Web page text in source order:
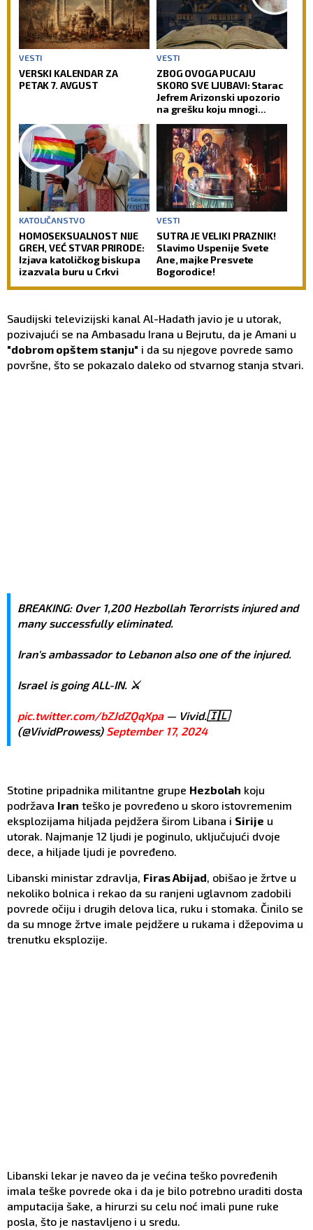
VESTI
VERSKI KALENDAR ZA
PETAK 7. AVGUST
VESTI
ZBOG OVOGA PUCAJU
SKORO SVE LJUBAVI: Starac
Jefrem Arizonski upozorio
na grešku koju mnogi
KATOLIČANSTVO
HOMOSEKSUALNOST NIJE
GREH, VEĆ STVAR PRIRODE:
Izjava katoličkog biskupa
izazvala buru u Crkvi
VESTI
SUTRA JE VELIKI PRAZNIK!
Slavimo Uspenije Svete
Ane, majke Presvete
Bogorodice!
Saudijski televizijski kanal Al-Hadath javio je u utorak,
pozivajući se na Ambasadu Irana u Bejrutu, da je Amani u
"dobrom opštem stanju" i da su njegove povrede samo
površne, što se pokazalo daleko od stvarnog stanja stvari.
BREAKING: Over 1,200 Hezbollah Terorrists injured and
many successfully eliminated.
Iran's ambassador to Lebanon also one of the injured.
Israel is going ALL-IN. ⚔️
pic.twitter.com/bZJdZQqXpa— Vivid.🇮🇱
(@VividProwess) September 17, 2024
Stotine pripadnika militantne grupe Hezbolah koju
podržava Iran teško je povređeno u skoro istovremenim
eksplozijama hiljada pejdžera širom Libana i Sirije u
utorak. Najmanje 12 ljudi je poginulo, uključujući dvoje
dece, a hiljade ljudi je povređeno.
Libanski ministar zdravlja, Firas Abijad , obišao je žrtve u
nekoliko bolnica i rekao da su ranjeni uglavnom zadobili
povrede očiju i drugih delova lica, ruku i stomaka. Činilo se
da su mnoge žrtve imale pejdžere u rukama i džepovima u
trenutku eksplozije.
Libanski lekar je naveo da je većina teško povređenih
imala teške povrede oka i da je bilo potrebno uraditi dosta
amputacija šake, a hirurzi su celu noć imali pune ruke
posla, što je nastavljeno i u sredu.